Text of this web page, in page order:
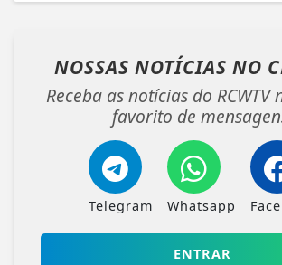
NOSSAS NOTÍCIAS NO
Receba as notícias do RCWTV
favorito de
Telegram Whatsapp
ENTRAR